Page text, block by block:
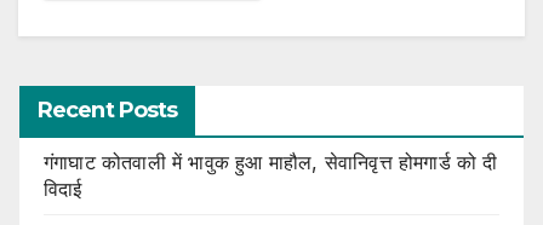
Recent Posts
गंगाघाट कोतवाली में भावुक हुआ माहौल, सेवानिवृत्त होमगार्ड को दी
विदाई